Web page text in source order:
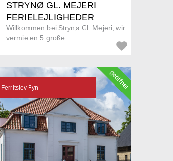
STRYNØ GL. MEJERI
FERIELEJLIGHEDER
Willkommen bei Strynø Gl. Mejeri, wir
vermieten 5 große...
Ferritslev Fyn geöffnet